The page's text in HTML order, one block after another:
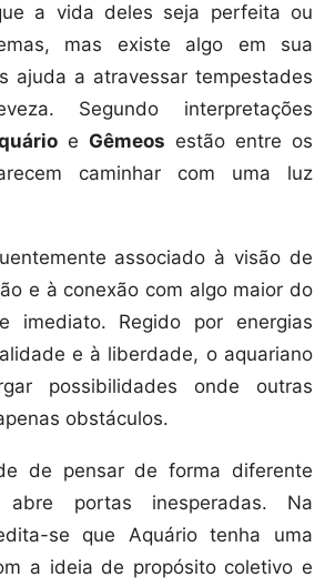
a vida deles seja perfeita ou
mas existe algo em sua
ajuda a atravessar tempestades
Segundo interpretações
e Gêmeos estão entre os
caminhar com uma luz
associado à visão de
e à conexão com algo maior do
imediato. Regido por energias
e à liberdade, o aquariano
possibilidades onde outras
obstáculos.
de pensar de forma diferente
abre portas inesperadas. Na
se que Aquário tenha uma
a ideia de propósito coletivo e